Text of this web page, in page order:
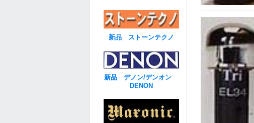
新品 ストーンテクノ
新品 デノン/デンオン
DENON